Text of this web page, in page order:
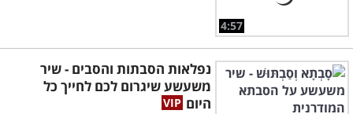
4:57
נפלאות הסבתות והסבים - שיר
משעשע שיגרום לכם לחייך כל
היום